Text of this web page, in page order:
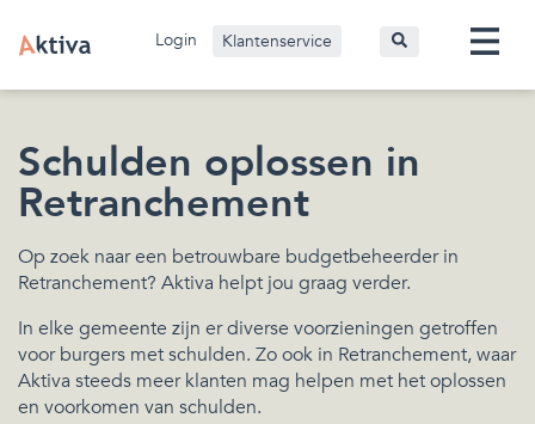
Login Klantenservice
Schulden oplossen in
Retranchement
Op zoek naar een betrouwbare budgetbeheerder in
Retranchement? Aktiva helpt jou graag verder.
In elke gemeente zijn er diverse voorzieningen getroffen
voor burgers met schulden. Zo ook in Retranchement, waar
Aktiva steeds meer klanten mag helpen met het oplossen
en voorkomen van schulden.